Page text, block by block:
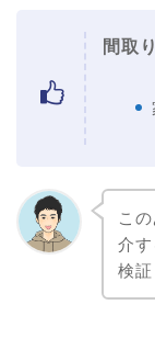
間取
こ
介
検証